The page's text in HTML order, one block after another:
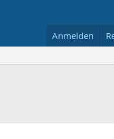
Anmelden